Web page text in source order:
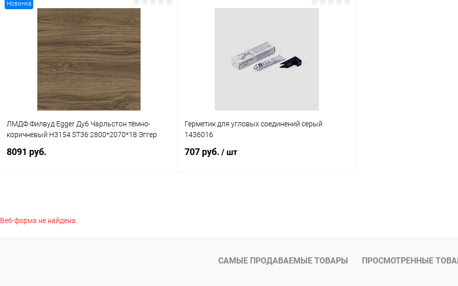
В корзину
Купить в 1 клик К сравнению
В избранное В наличии В наличии
Новинка
ЛМДФ Филвуд Egger Дуб Чарльстон тёмно-
коричневый H3154 ST36 2800*2070*18 Эггер
8091 руб.
Купить в 1 клик
В избранное В наличии
Герметик для угловых соединений серый
1436016
707 руб. / шт
В избранное В наличии
Веб-форма не найдена.
САМЫЕ ПРОДАВАЕМЫЕ ТОВАРЫ ПРОСМОТРЕННЫЕ